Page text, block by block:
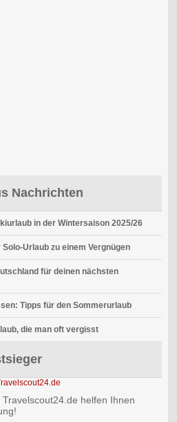
Nachrichten
in der Wintersaison 2025/26
Urlaub zu einem Vergnügen
für deinen nächsten
Tipps für den Sommerurlaub
die man oft vergisst
helfen Ihnen